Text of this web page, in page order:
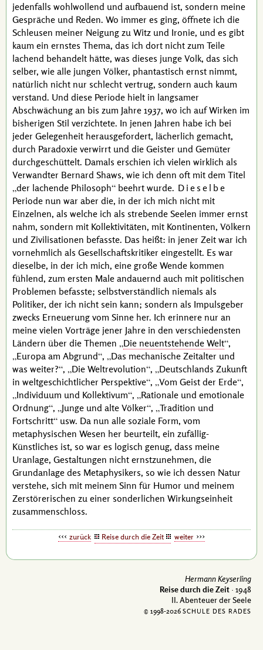
jedenfalls wohlwollend und aufbauend ist, sondern meine
Gespräche und Reden. Wo immer es ging, öffnete ich die
Schleusen meiner Neigung zu Witz und Ironie, und es gibt
kaum ein ernstes Thema, das ich dort nicht zum Teile
lachend behandelt hätte, was dieses junge Volk, das sich
selber, wie alle jungen Völker, phantastisch ernst nimmt,
natürlich nicht nur schlecht vertrug, sondern auch kaum
verstand. Und diese Periode hielt in langsamer
Abschwächung an bis zum Jahre 1937, wo ich auf Wirken im
bisherigen Stil verzichtete. In jenen Jahren habe ich bei
jeder Gelegenheit herausgefordert, lächerlich gemacht,
durch Paradoxie verwirrt und die Geister und Gemüter
durchgeschüttelt. Damals erschien ich vielen wirklich als
Verwandter Bernard Shaws, wie ich denn oft mit dem Titel
der lachende Philosoph
beehrt wurde. Dieselbe
Periode nun war aber die, in der ich mich nicht mit
Einzelnen, als welche ich als strebende Seelen immer ernst
nahm, sondern mit Kollektivitäten, mit Kontinenten, Völkern
und Zivilisationen befasste. Das heißt: in jener Zeit war ich
vornehmlich als Gesellschaftskritiker eingestellt. Es war
dieselbe, in der ich mich, eine große Wende kommen
fühlend, zum ersten Male andauernd auch mit politischen
Problemen befasste; selbstverständlich niemals als
Politiker, der ich nicht sein kann; sondern als Impulsgeber
zwecks Erneuerung vom Sinne her. Ich erinnere nur an
meine vielen Vorträge jener Jahre in den verschiedensten
Ländern über die Themen
Die neuentstehende Welt ,
Europa am Abgrund ,
Das mechanische Zeitalter und
was weiter? , Die Weltrevolution ,
Deutschlands Zukunft
in weltgeschichtlicher Perspektive , Vom Geist der Erde ,
Individuum und Kollektivum ,
Rationale und emotionale
Ordnung , Junge und alte Völker , Tradition und
Fortschritt usw. Da nun alle soziale Form, vom
metaphysischen Wesen her beurteilt, ein zufällig-
Künstliches ist, so war es logisch genug, dass meine
Uranlage, Gestaltungen nicht ernstzunehmen, die
Grundanlage des Metaphysikers, so wie ich dessen Natur
verstehe, sich mit meinem Sinn für Humor und meinem
Zerstörerischen zu einer sonderlichen Wirkungseinheit
zusammenschloss.
zurück Reise durch die Zeit weiter
Hermann Keyserling
Reise durch die Zeit · 1948
II. Abenteuer der Seele
© 1998-2026 SCHULE DES RADES